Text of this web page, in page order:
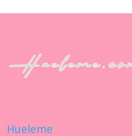
Hueleme